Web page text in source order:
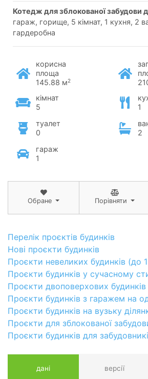
котедж для зблокованої забудови
гараж, горище, 5 кімнат, 1 кухня, 2
гардеробна
корисна
площа
145.88 м2
кімнат
5
1
туалет
0
2
гараж
1
Обране Порівняти
Перелік проєктів будинків
Нові проєкти будинків
Проєкти невеликих будинків (до
Проєкти будинків у сучасному
Проєкти двоповерхових будинків
Проєкти будинків з гаражем на
Проєкти будинків на вузьку
Проєкти для зблокованої
Проєкти будинків для
дані версії